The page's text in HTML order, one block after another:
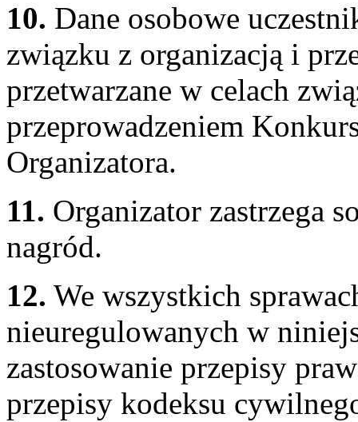
10. Dane osobowe
związku z organizacją i
przetwarzane w celach
przeprowadzeniem
Organizatora.
11. Organizator zastrzega
nagród.
12. We wszystkich
nieuregulowanych w
zastosowanie przepisy
przepisy kodeksu